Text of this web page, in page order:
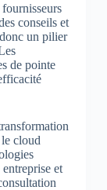
conseils et
un pilier
de pointe
cloud
et